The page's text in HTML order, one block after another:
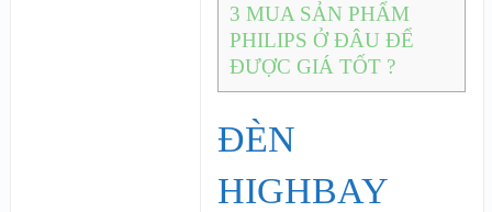
3 MUA SẢN PHẨM
PHILIPS Ở ĐÂU ĐỂ
ĐƯỢC GIÁ TỐT ?
ĐÈN
HIGHBAY